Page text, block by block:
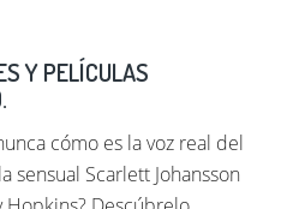
Y PELÍCULAS
cómo es la voz real del
sensual Scarlett Johansson